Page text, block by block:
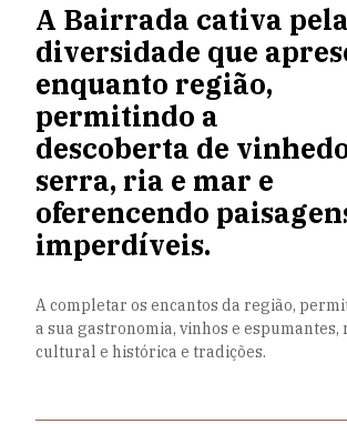
A Bairrada cativa pela
diversidade que
enquanto região,
permitindo a
descoberta de
serra, ria e mar e
oferencendo
imperdíveis.
A completar os encantos da região,
a sua gastronomia, vinhos e espumantes,
cultural e histórica e tradições.